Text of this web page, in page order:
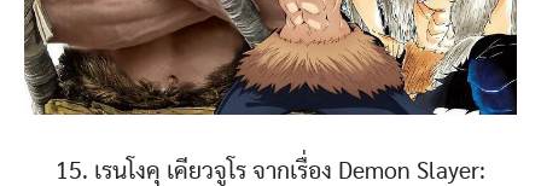
15. เรนโงคุ เคียวจูโร จากเรื่อง Demon Slayer: